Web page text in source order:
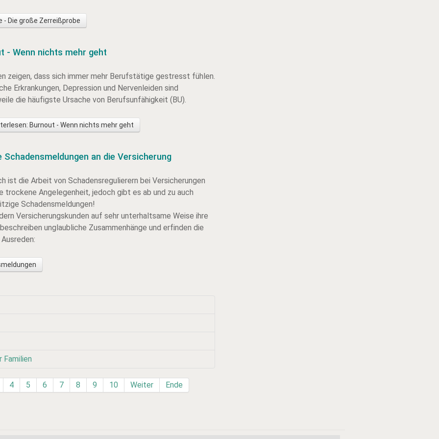
Die große Zerreißprobe
- Wenn nichts mehr geht
zeigen, dass sich immer mehr Berufstätige gestresst fühlen.
Erkrankungen, Depression und Nervenleiden sind
die häufigste Ursache von Berufsunfähigkeit (BU).
Burnout - Wenn nichts mehr geht
Schadensmeldungen an die Versicherung
ist die Arbeit von Schadensregulierern bei Versicherungen
trockene Angelegenheit, jedoch gibt es ab und zu auch
Schadensmeldungen!
Versicherungskunden auf sehr unterhaltsame Weise ihre
unglaubliche Zusammenhänge und erfinden die
Familien
4 5 6 7 8 9 10 Weiter Ende